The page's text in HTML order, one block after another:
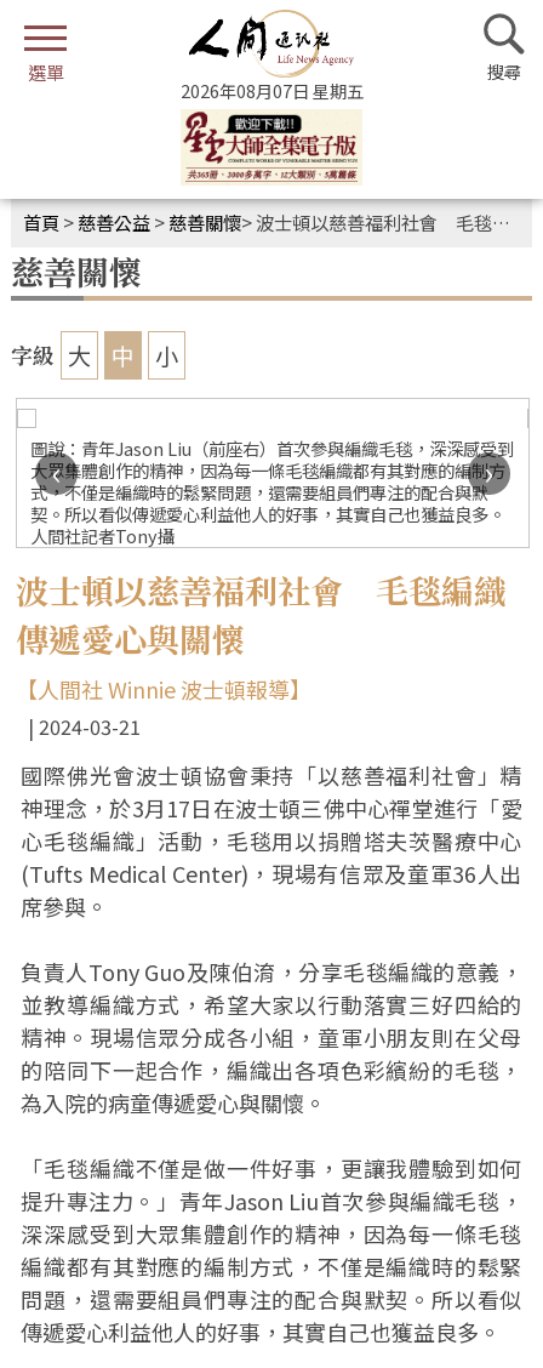
2026年08月07日 星期五
首頁 >慈善公益>慈善關懷>波士頓以慈善福利社會 毛毯編織傳遞愛心與關懷
慈善關懷
字級 大 中 小
圖說：青年Jason Liu（前座右）首次參與編織毛毯，深深感受到
大眾集體創作的精神，因為每一條毛毯編織都有其對應的編制方
式，不僅是編織時的鬆緊問題，還需要組員們專注的配合與默
契。所以看似傳遞愛心利益他人的好事，其實自己也獲益良多。
人間社記者Tony攝
‹ ›
波士頓以慈善福利社會 毛毯編織
傳遞愛心與關懷
【人間社 Winnie 波士頓報導】
2024-03-21
國際佛光會波士頓協會秉持「以慈善福利社會」精
神理念，於3月17日在波士頓三佛中心禪堂進行「愛
心毛毯編織」活動，毛毯用以捐贈塔夫茨醫療中心
(Tufts Medical Center)，現場有信眾及童軍36人出
席參與。
負責人Tony Guo及陳伯淯，分享毛毯編織的意義，
並教導編織方式，希望大家以行動落實三好四給的
精神。現場信眾分成各小組，童軍小朋友則在父母
的陪同下一起合作，編織出各項色彩繽紛的毛毯，
為入院的病童傳遞愛心與關懷。
「毛毯編織不僅是做一件好事，更讓我體驗到如何
提升專注力。」青年Jason Liu首次參與編織毛毯，
深深感受到大眾集體創作的精神，因為每一條毛毯
編織都有其對應的編制方式，不僅是編織時的鬆緊
問題，還需要組員們專注的配合與默契。所以看似
傳遞愛心利益他人的好事，其實自己也獲益良多。